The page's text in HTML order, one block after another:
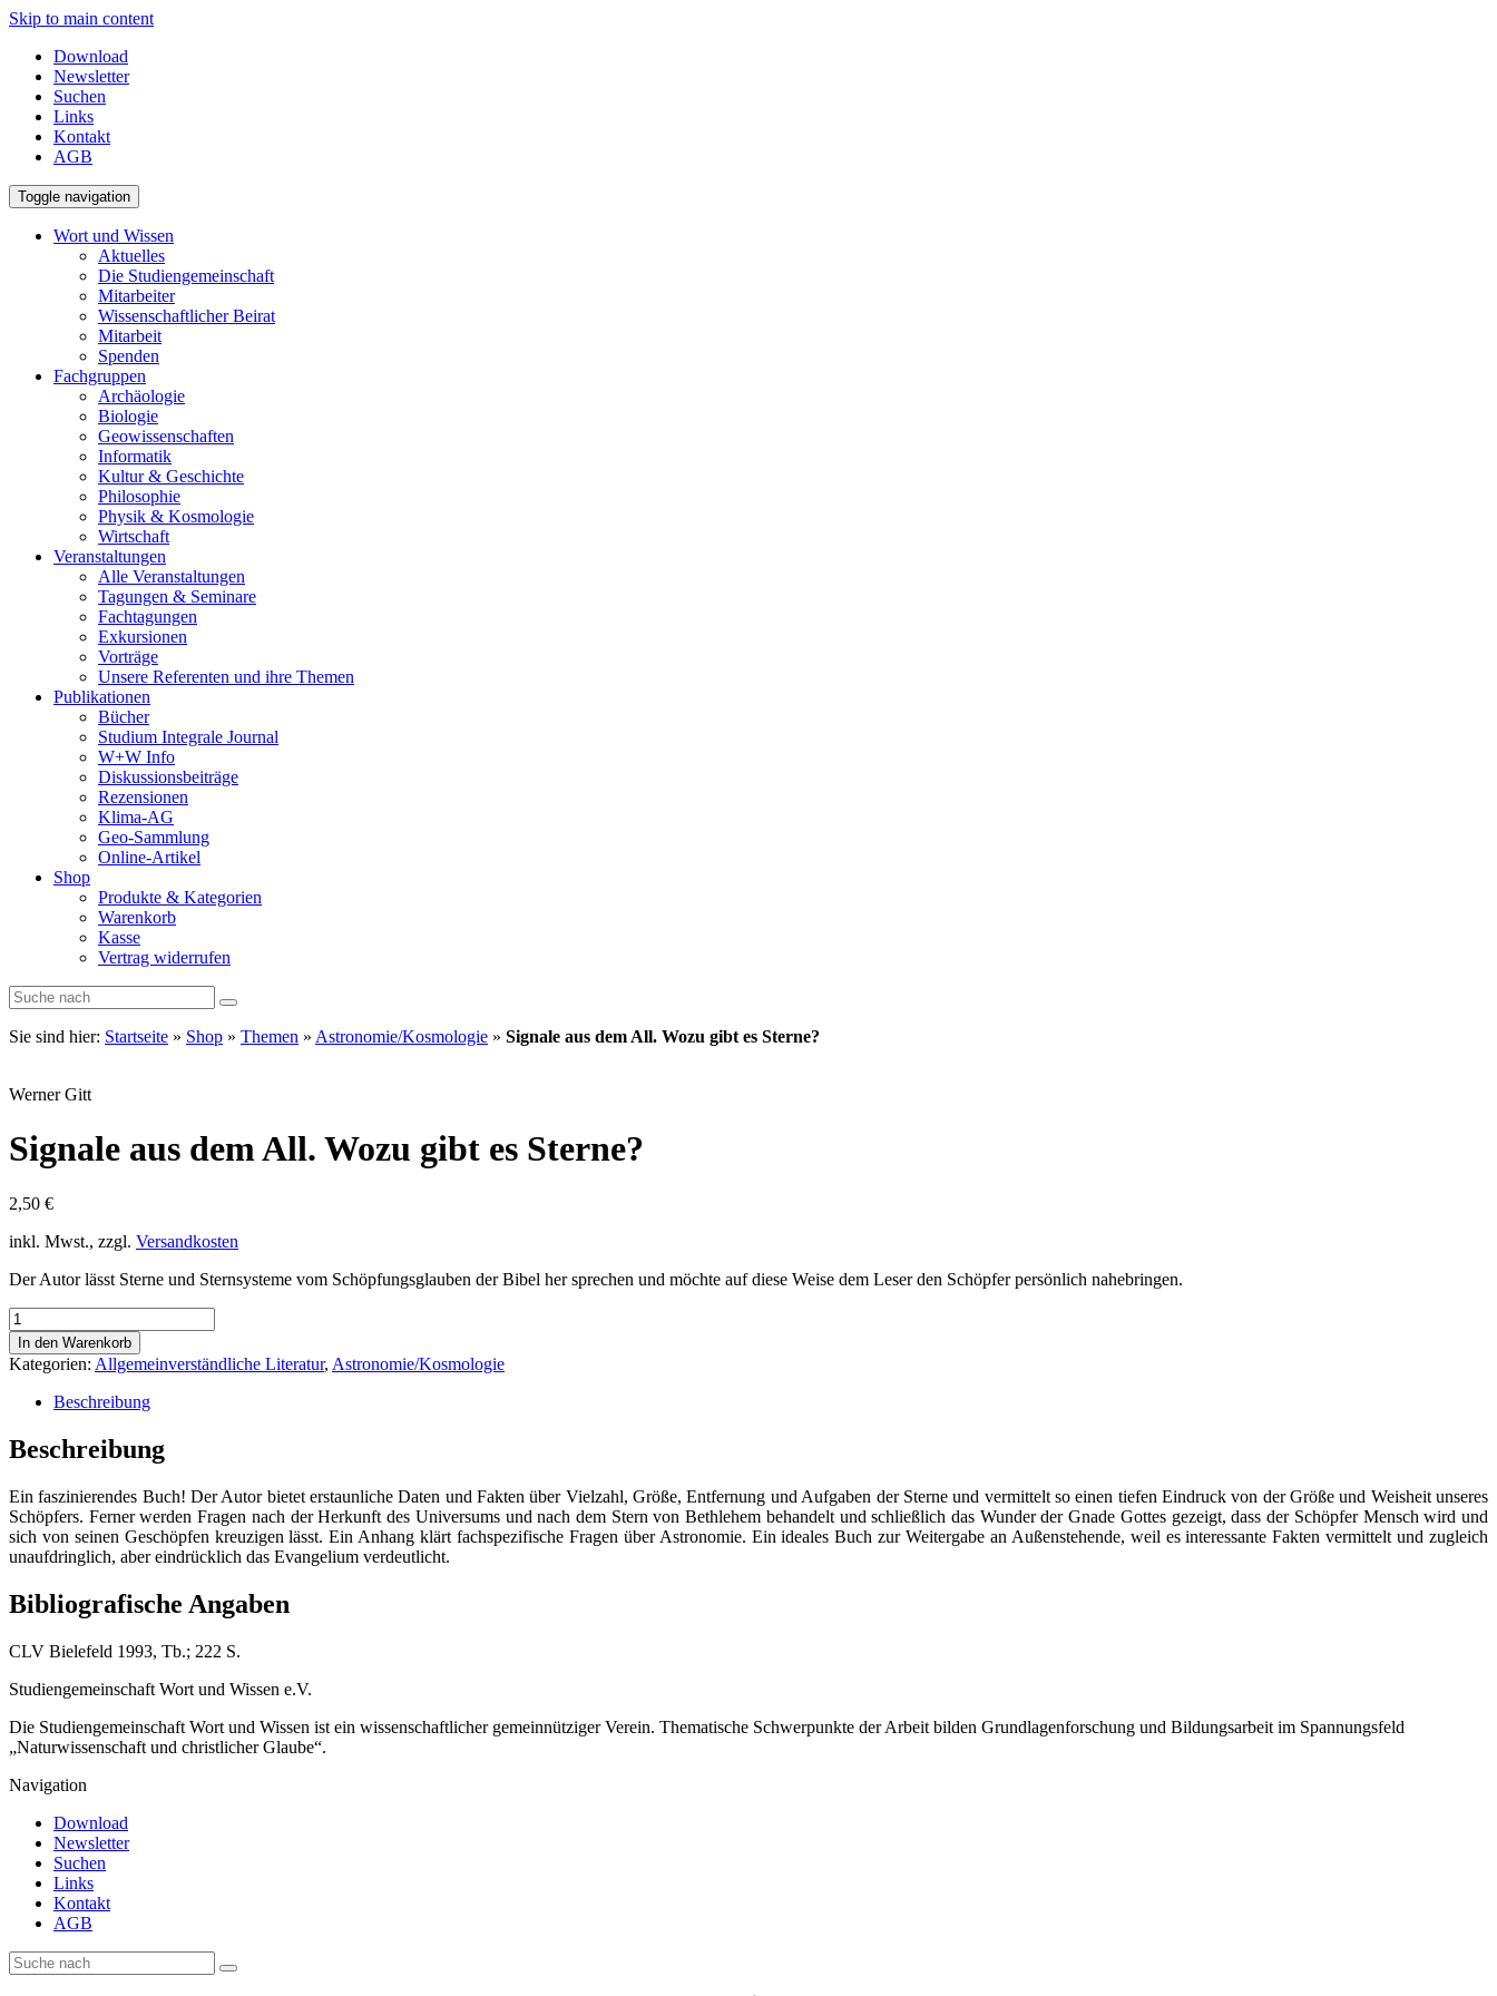
Skip to main content
Download
Newsletter
Suchen
Links
Kontakt
AGB
Toggle navigation
Wort und Wissen
Aktuelles
Die Studiengemeinschaft
Mitarbeiter
Wissenschaftlicher Beirat
Mitarbeit
Spenden
Fachgruppen
Archäologie
Biologie
Geowissenschaften
Informatik
Kultur & Geschichte
Philosophie
Physik & Kosmologie
Wirtschaft
Veranstaltungen
Alle Veranstaltungen
Tagungen & Seminare
Fachtagungen
Exkursionen
Vorträge
Unsere Referenten und ihre Themen
Publikationen
Bücher
Studium Integrale Journal
W+W Info
Diskussionsbeiträge
Rezensionen
Klima-AG
Geo-Sammlung
Online-Artikel
Shop
Produkte & Kategorien
Warenkorb
Kasse
Vertrag widerrufen
Sie sind hier: Startseite » Shop » Themen » Astronomie/Kosmologie » Signale aus dem All. Wozu gibt es Sterne?
Werner Gitt
Signale aus dem All. Wozu gibt es Sterne?
2,50 €
inkl. Mwst., zzgl. Versandkosten
Der Autor lässt Sterne und Sternsysteme vom Schöpfungsglauben der Bibel her sprechen und möchte auf diese Weise dem Leser den Schöpfer persönlich nahebringen.
Signale
aus
dem
All.
Wozu
es
Sterne?
In den Warenkorb
Kategorien: Allgemeinverständliche Literatur, Astronomie/Kosmologie
Beschreibung
Beschreibung
Ein faszinierendes Buch! Der Autor bietet erstaunliche Daten und Fakten über Vielzahl, Größe, Entfernung und Aufgaben der Sterne und vermittelt so einen tiefen Eindruck von der Größe und Weisheit unseres
Schöpfers. Ferner werden Fragen nach der Herkunft des Universums und nach dem Stern von Bethlehem behandelt und schließlich das Wunder der Gnade Gottes gezeigt, dass der Schöpfer Mensch wird und
sich von seinen Geschöpfen kreuzigen lässt. Ein Anhang klärt fachspezifische Fragen über Astronomie. Ein ideales Buch zur Weitergabe an Außenstehende, weil es interessante Fakten vermittelt und zugleich
unaufdringlich, aber eindrücklich das Evangelium verdeutlicht.
Bibliografische Angaben
CLV Bielefeld 1993, Tb.; 222 S.
Studiengemeinschaft Wort und Wissen e.V.
Die Studiengemeinschaft Wort und Wissen ist ein wissenschaftlicher gemeinnütziger Verein. Thematische Schwerpunkte der Arbeit bilden Grundlagenforschung und Bildungsarbeit im Spannungsfeld
„Naturwissenschaft und christlicher Glaube“.
Navigation
Download
Newsletter
Suchen
Links
Kontakt
AGB